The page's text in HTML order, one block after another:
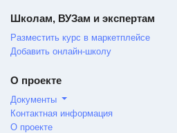
Школам, ВУЗам и экспертам
Разместить курс в маркетплейсе
Добавить онлайн-школу
О проекте
Документы
Контактная информация
О проекте